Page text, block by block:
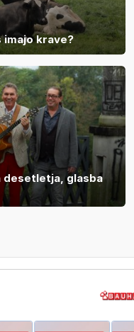
imajo krave?
desetletja, glasba